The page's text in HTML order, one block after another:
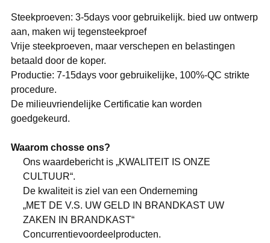
Steekproeven: 3-5days voor gebruikelijk. bied uw ontwerp
aan, maken wij tegensteekproef
Vrije steekproeven, maar verschepen en belastingen
betaald door de koper.
Productie: 7-15days voor gebruikelijke, 100%-QC strikte
procedure.
De milieuvriendelijke Certificatie kan worden
goedgekeurd.
Waarom chosse ons?
Ons waardebericht is „KWALITEIT IS ONZE
CULTUUR“.
De kwaliteit is ziel van een Onderneming
„MET DE V.S. UW GELD IN BRANDKAST UW
ZAKEN IN BRANDKAST“
Concurrentievoordeelproducten.